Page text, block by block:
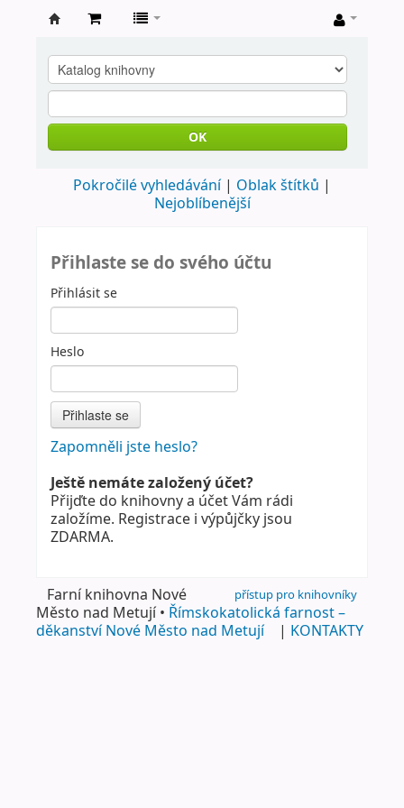
knihovna
Nové
Město
Metují
OK
Pokročilé vyhledávání
Oblak štítků
Nejoblíbenější
Přihlaste se do svého účtu
Přihlásit se
Heslo
Zapomněli jste heslo?
Ještě nemáte založený účet?
Přijďte do knihovny a účet Vám rádi
založíme. Registrace i výpůjčky jsou
ZDARMA.
přístup pro knihovníky
Farní knihovna Nové
Město nad Metují • Římskokatolická farnost –
děkanství Nové Město nad Metují
| KONTAKTY